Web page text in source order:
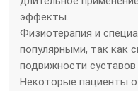
эффекты.
Физиотерапия и
популярными, так как
подвижности
Некоторые пациенты